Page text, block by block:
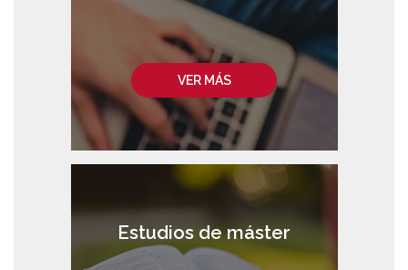
VER MÁS
Estudios de máster